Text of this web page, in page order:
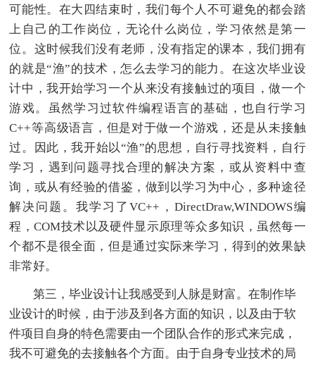
可能性。在大四结束时，我们每个人不可避免的都会踏
上自己的工作岗位，无论什么岗位，学习依然是第一
位。这时候我们没有老师，没有指定的课本，我们拥有
的就是“渔”的技术，怎么去学习的能力。在这次毕业设
计中，我开始学习一个从来没有接触过的项目，做一个
游戏。虽然学习过软件编程语言的基础，也自行学习
C++等高级语言，但是对于做一个游戏，还是从未接触
过。因此，我开始以“渔”的思想，自行寻找资料，自行
学习，遇到问题寻找合理的解决方案，或从资料中查
询，或从有经验的借鉴，做到以学习为中心，多种途径
解决问题。我学习了VC++，DirectDraw,WINDOWS编
程，COM技术以及硬件显示原理等众多知识，虽然每一
个都不是很全面，但是通过实际来学习，得到的效果缺
非常好。
第三，毕业设计让我感受到人脉是财富。在制作毕
业设计的时候，由于涉及到各方面的知识，以及由于软
件项目自身的特色需要由一个团队合作的形式来完成，
我不可避免的去接触各个方面。由于自身专业技术的局